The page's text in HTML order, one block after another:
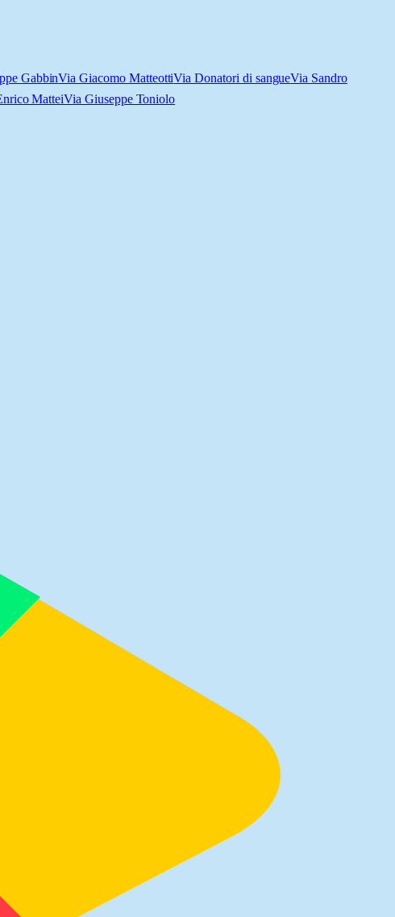
GabbinVia Giacomo MatteottiVia Donatori di sangueVia Sandro
MatteiVia Giuseppe Toniolo